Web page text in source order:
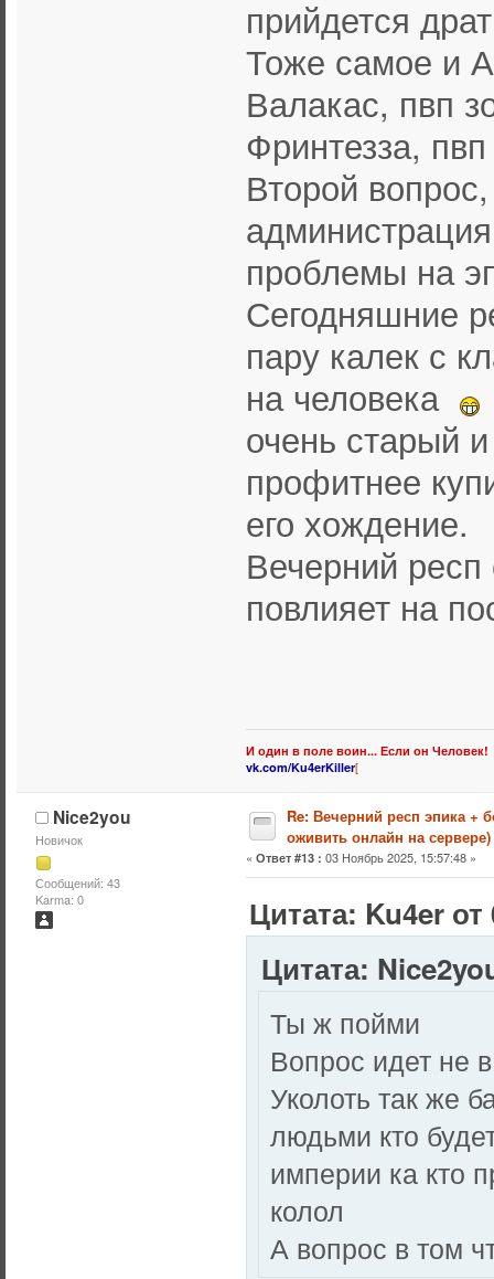
прийдется
Тоже самое и
Валакас, пвп
Фринтезза,
Второй
проблемы на
Сегодняшние
пару калек с
на человека
очень старый
профитнее
его хождение.
Вечерний
повлияет на
И один в поле воин... Если он Человек!
vk.com/Ku4erKiller[
Nice2you
Новичок
Сообщений: 43
Karma: 0
Re: Вечерний респ эпика +
оживить онлайн на сервере)
« Ответ #13 : 03 Ноябрь 2025, 15:57:48 »
Цитата: Ku4er
Цитата:
Ты ж пойми
Вопрос идет не
Уколоть так же
людьми кто
империи ка кто
колол
А вопрос в том